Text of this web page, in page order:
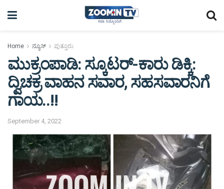
Home ನ್ಯೂಸ್ ಪುತ್ತೂರು
ಮುಕ್ರಂಪಾಡಿ: ಸ್ಕೂಟರ್-ಕಾರು ಡಿಕ್ಕಿ:
ದ್ವಿಚಕ್ರ ವಾಹನ ಸವಾರ, ಸಹಸವಾರನಿಗೆ
ಗಾಯ..!!
September 4, 2022